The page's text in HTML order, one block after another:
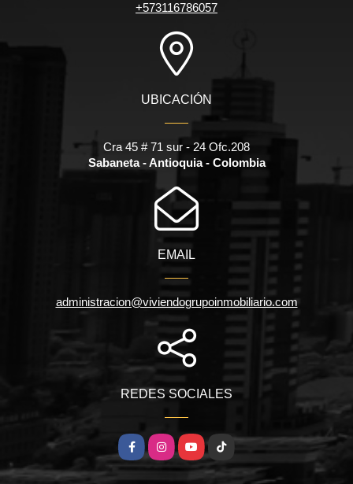
+573116786057
UBICACIÓN
Cra 45 # 71 sur - 24 Ofc.208
Sabaneta - Antioquia - Colombia
EMAIL
administracion@viviendogrupoinmobiliario.com
REDES SOCIALES
FacebookInstagramYouTubeTikTok